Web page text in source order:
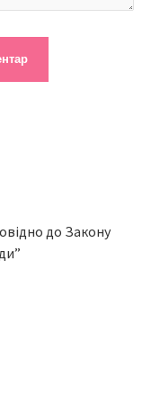
до Закону